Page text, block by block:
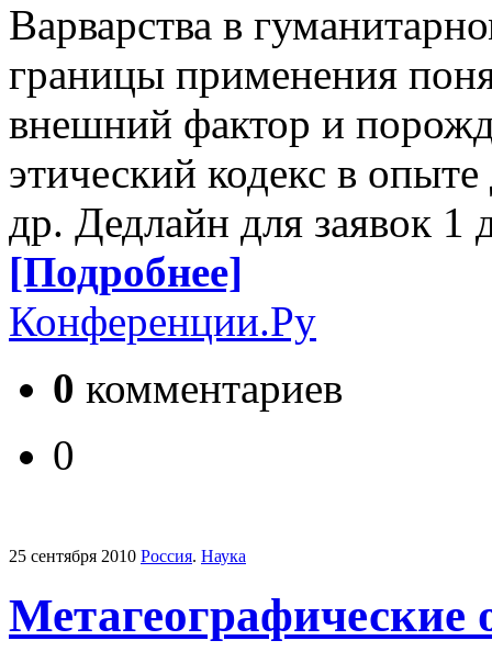
Варварства в
границы применения
внешний фактор и
этический кодекс в
др. Дедлайн для заявок 1
[Подробнее]
Конференции.Ру
0 комментариев
0
25 сентября 2010 Россия. Наука